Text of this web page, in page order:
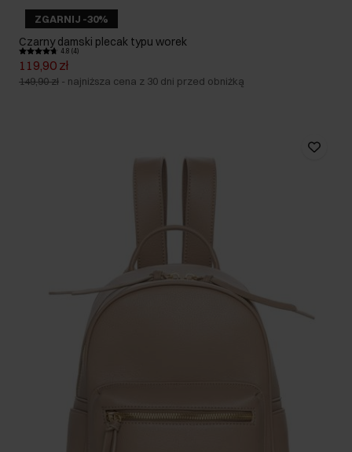
ZGARNIJ -30%
Czarny damski plecak typu worek
4.8 (4)
119,90 zł
149,90 zł - najniższa cena z 30 dni przed obniżką